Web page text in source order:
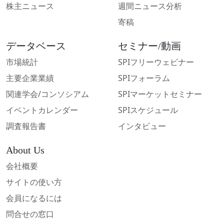
株主ニュース
週間ニュース分析
寄稿
データベース
市場統計
主要企業業績
関連学会/コンソシアム
イベントカレンダー
調査報告書
セミナー/動画
SPIフリーウェビナー
SPIフォーラム
SPIマーケットセミナー
SPIスケジュール
インタビュー
About Us
会社概要
サイトの使い方
会員になるには
問合せの窓口